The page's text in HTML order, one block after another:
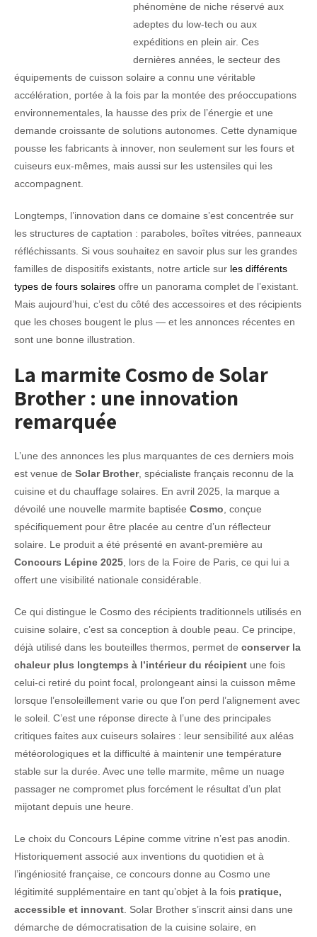
phénomène de niche réservé aux
adeptes du low-tech ou aux
expéditions en plein air. Ces
dernières années, le secteur des
équipements de cuisson solaire a connu une véritable
accélération, portée à la fois par la montée des préoccupations
environnementales, la hausse des prix de l’énergie et une
demande croissante de solutions autonomes. Cette dynamique
pousse les fabricants à innover, non seulement sur les fours et
cuiseurs eux-mêmes, mais aussi sur les ustensiles qui les
accompagnent.
Longtemps, l’innovation dans ce domaine s’est concentrée sur
les structures de captation : paraboles, boîtes vitrées, panneaux
réfléchissants. Si vous souhaitez en savoir plus sur les grandes
familles de dispositifs existants, notre article sur les différents
types de fours solaires offre un panorama complet de l’existant.
Mais aujourd’hui, c’est du côté des accessoires et des récipients
que les choses bougent le plus — et les annonces récentes en
sont une bonne illustration.
La marmite Cosmo de Solar
Brother : une innovation
remarquée
L’une des annonces les plus marquantes de ces derniers mois
est venue de Solar Brother, spécialiste français reconnu de la
cuisine et du chauffage solaires. En avril 2025, la marque a
dévoilé une nouvelle marmite baptisée Cosmo , conçue
spécifiquement pour être placée au centre d’un réflecteur
solaire. Le produit a été présenté en avant-première au
Concours Lépine 2025 , lors de la Foire de Paris, ce qui lui a
offert une visibilité nationale considérable.
Ce qui distingue le Cosmo des récipients traditionnels utilisés en
cuisine solaire, c’est sa conception à double peau. Ce principe,
déjà utilisé dans les bouteilles thermos, permet de conserver la
chaleur plus longtemps à l’intérieur du récipient une fois
celui-ci retiré du point focal, prolongeant ainsi la cuisson même
lorsque l’ensoleillement varie ou que l’on perd l’alignement avec
le soleil. C’est une réponse directe à l’une des principales
critiques faites aux cuiseurs solaires : leur sensibilité aux aléas
météorologiques et la difficulté à maintenir une température
stable sur la durée. Avec une telle marmite, même un nuage
passager ne compromet plus forcément le résultat d’un plat
mijotant depuis une heure.
Le choix du Concours Lépine comme vitrine n’est pas anodin.
Historiquement associé aux inventions du quotidien et à
l’ingéniosité française, ce concours donne au Cosmo une
légitimité supplémentaire en tant qu’objet à la fois pratique,
accessible et innovant . Solar Brother s’inscrit ainsi dans une
démarche de démocratisation de la cuisine solaire, en